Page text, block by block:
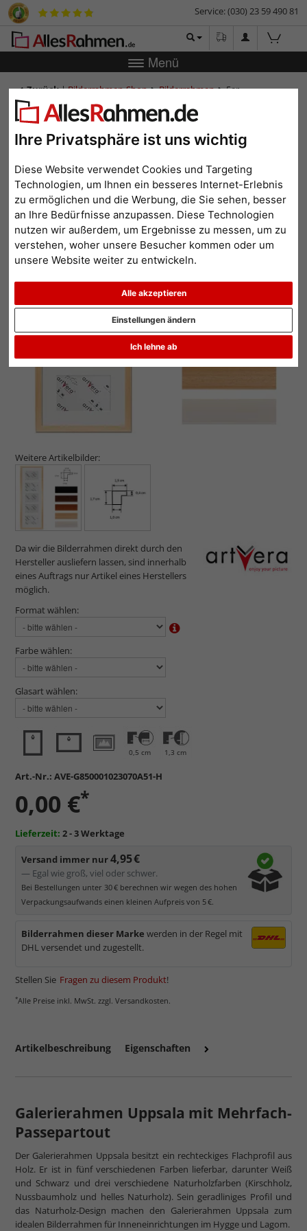
Ihre Privatsphäre ist uns wichtig
Diese Website verwendet Cookies und Targeting
Technologien, um Ihnen ein besseres Internet-Erlebnis
zu ermöglichen und die Werbung, die Sie sehen, besser
an Ihre Bedürfnisse anzupassen. Diese Technologien
nutzen wir außerdem, um Ergebnisse zu messen, um zu
verstehen, woher unsere Besucher kommen oder um
unsere Website weiter zu entwickeln.
Alle akzeptieren
Ich lehne ab
Einstellungen ändern
Service: (030) 23 59 490 81
Menü
Zurück|Bilderrahmen-Shop Bilderrahmen
5er
Galerierahmen Uppsala, 23x70 cm - 10x15 cm
5er Galerierahmen Uppsala,
23x70 cm - 10x15 cm
Zurück
Weitere Artikelbilder:
Da wir die Bilderrahmen direkt durch den
Hersteller ausliefern lassen, sind innerhalb
eines Auftrags nur Artikel eines Herstellers
möglich.
Format wählen:
Farbe wählen:
Glasart wählen:
0,5 cm 1,3 cm
Art.-Nr.: AVE-G850001023070A51-H
0,00 €*
Lieferzeit: 2 - 3 Werktage
Versand immer nur4,95 €
— Egal wie groß, viel oder schwer.
Bei Bestellungen unter 30 € berechnen wir wegen des hohen
Verpackungsaufwands einen kleinen Aufpreis von 5 €.
Bilderrahmen dieser Marke werden in der Regel mit
DHL versendet und zugestellt.
Stellen Sie Fragen zu diesem Produkt!
*Alle Preise inkl. MwSt. zzgl. Versandkosten.
Artikelbeschreibung Eigenschaften
Galerierahmen Uppsala mit Mehrfach-
Passepartout
Der Galerierahmen Uppsala besitzt ein rechteckiges Flachprofil aus
Holz. Er ist in fünf verschiedenen Farben lieferbar, darunter Weiß
und Schwarz und drei verschiedene Naturholzfarben (Kirschholz,
Nussbaumholz und helles Naturholz). Sein geradliniges Profil und
das Naturholz-Design machen den Galerierahmen Uppsala zum
idealen Bilderrahmen für Inneneinrichtungen im Hygge und Lagom.